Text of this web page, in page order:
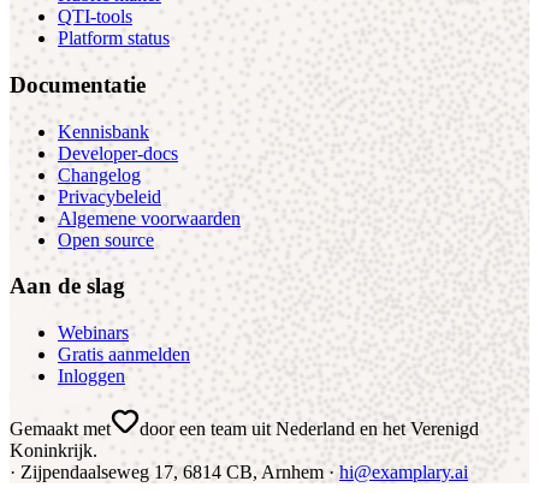
QTI-tools
Platform status
Documentatie
Kennisbank
Developer-docs
Changelog
Privacybeleid
Algemene voorwaarden
Open source
Aan de slag
Webinars
Gratis aanmelden
Inloggen
Gemaakt met
door een team uit Nederland en het Verenigd
Koninkrijk.
· Zijpendaalseweg 17, 6814 CB, Arnhem · hi@examplary.ai